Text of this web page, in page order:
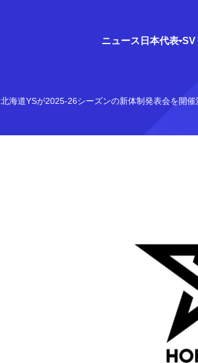
ニュース 日本代表 SV
北海道YSが2025-26シーズンの新体制発表会を開催